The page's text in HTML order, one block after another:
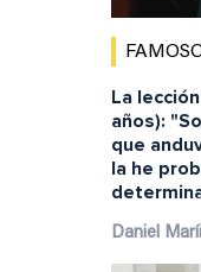
La
años):
que
la he
Daniel